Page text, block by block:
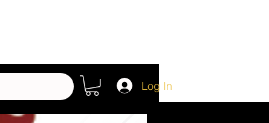
Log In